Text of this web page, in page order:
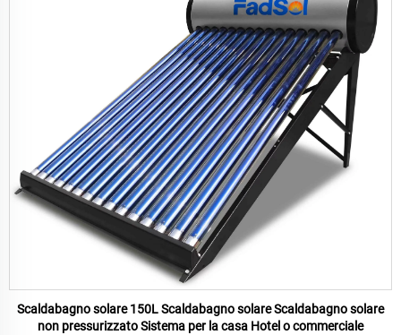
Scaldabagno solare 150L Scaldabagno solare Scaldabagno solare
non pressurizzato Sistema per la casa Hotel o commerciale